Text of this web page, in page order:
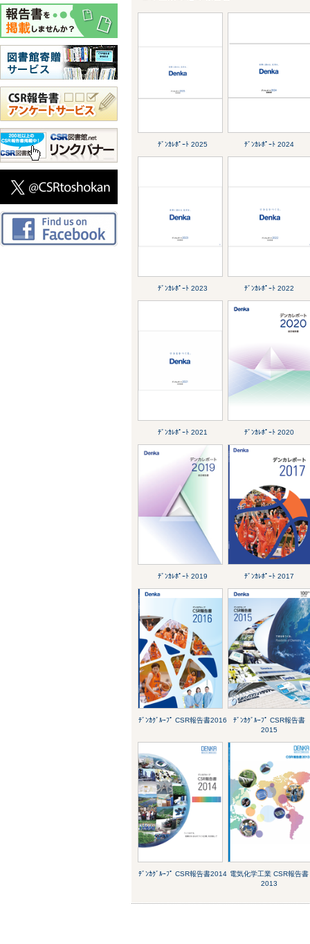
ﾃﾞﾝｶﾚﾎﾟｰﾄ 2025 ﾃﾞﾝｶﾚﾎﾟｰﾄ 2024
ﾃﾞﾝｶﾚﾎﾟｰﾄ 2023 ﾃﾞﾝｶﾚﾎﾟｰﾄ 2022
ﾃﾞﾝｶﾚﾎﾟｰﾄ 2021 ﾃﾞﾝｶﾚﾎﾟｰﾄ 2020
ﾃﾞﾝｶﾚﾎﾟｰﾄ 2019 ﾃﾞﾝｶﾚﾎﾟｰﾄ 2017
ﾃﾞﾝｶｸﾞﾙｰﾌﾟ CSR報告書2016
ﾃﾞﾝｶｸﾞﾙｰﾌﾟ CSR報告書
2015
ﾃﾞﾝｶｸﾞﾙｰﾌﾟ CSR報告書2014 電気化学工業 CSR報告書
2013